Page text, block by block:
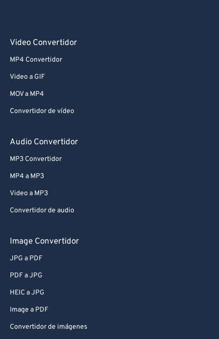
Video Convertidor
MP4 Convertidor
Video a GIF
MOV a MP4
Convertidor de vídeo
Audio Convertidor
MP3 Convertidor
MP4 a MP3
Video a MP3
Convertidor de audio
Image Convertidor
JPG a PDF
PDF a JPG
HEIC a JPG
Image a PDF
Convertidor de imágenes